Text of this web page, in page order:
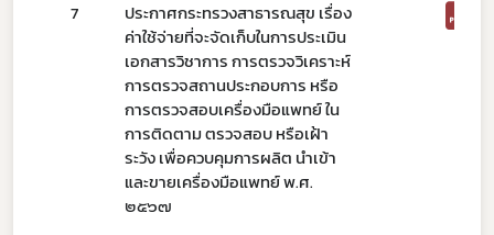
7
ประกาศกระทรวงสาธารณสุข เรื่อง
ค่าใช้จ่ายที่จะจัดเก็บในการประเมิน
เอกสารวิชาการ การตรวจวิเคราะห์
การตรวจสถานประกอบการ หรือ
การตรวจสอบเครื่องมือแพทย์ ใน
การติดตาม ตรวจสอบ หรือเฝ้า
ระวัง เพื่อควบคุมการผลิต นำเข้า
และขายเครื่องมือแพทย์ พ.ศ.
๒๕๖๗